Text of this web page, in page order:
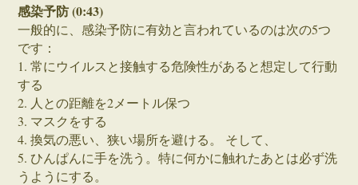
感染予防 (0:43)
一般的に、感染予防に有効と言われているのは次の5つ
です：
1. 常にウイルスと接触する危険性があると想定して行動
する
2. 人との距離を2メートル保つ
3. マスクをする
4. 換気の悪い、狭い場所を避ける。 そして、
5. ひんぱんに手を洗う。特に何かに触れたあとは必ず洗
うようにする。